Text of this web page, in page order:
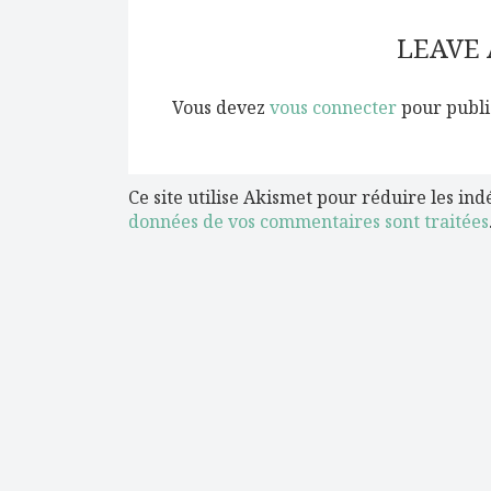
LEAVE
Vous devez vous connecterpour
Ce site utilise Akismet pour réduire les
données de vos commentaires sont traitées